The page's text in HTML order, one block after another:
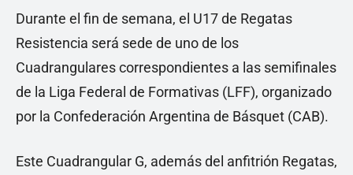
Durante el fin de semana, el U17 de Regatas
Resistencia será sede de uno de los
Cuadrangulares correspondientes a las semifinales
de la Liga Federal de Formativas (LFF), organizado
por la Confederación Argentina de Básquet (CAB).
Este Cuadrangular G, además del anfitrión Regatas,